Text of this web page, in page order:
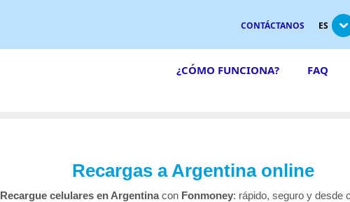
CONTÁCTANOS ES
¿CÓMO FUNCIONA? FAQ
Recargas a Argentina online
Recargue celulares en Argentinacon Fonmoney: rápido, seguro y desde